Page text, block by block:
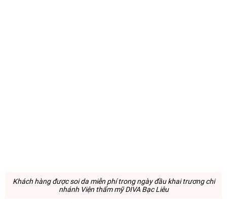
Khách hàng được soi da miễn phí trong ngày đầu khai trương chi
nhánh Viện thẩm mỹ DIVA Bạc Liêu